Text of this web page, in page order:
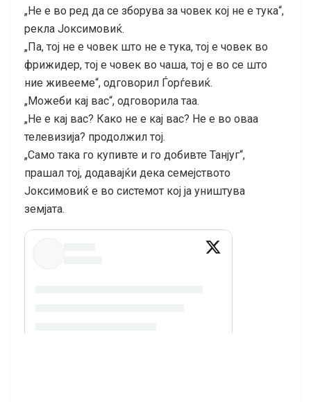
„Не е во ред да се зборува за човек кој не е тука“,
рекла Јоксимовиќ.
„Па, тој не е човек што не е тука, тој е човек во
фрижидер, тој е човек во чаша, тој е во се што
ние живееме“, одговорил Ѓорѓевиќ.
„Можеби кај вас“, одговорила таа.
„Не е кај вас? Како не е кај вас? Не е во оваа
телевизија? продолжил тој.
„Само така го купивте и го добивте Танјуг“,
прашал тој, додавајќи дека семејството
Јоксимовиќ е во системот кој ја уништува
земјата.